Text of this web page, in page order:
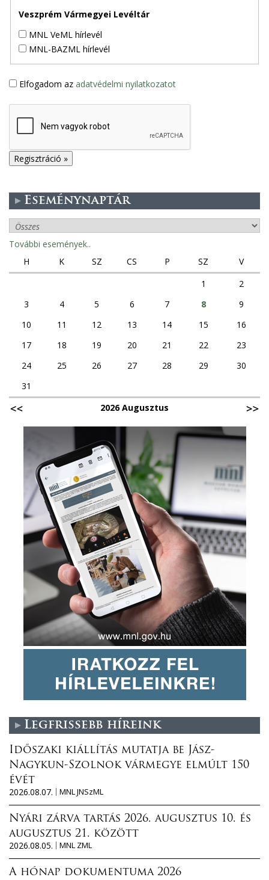
Veszprém Vármegyei Levéltár
MNL VeML hírlevél
MNL-BAZML hírlevél
Elfogadom az adatvédelmi nyilatkozatot
Eseménynaptár
További események..
H
K SZ CS P SZ
V
1
2
3
4 5 6 7 8
9
10
11 12 13 14 15
16
17
18 19 20 21 22
23
24
25 26 27 28 29
30
31
2026 Augusztus
Legfrissebb híreink
Időszaki kiállítás mutatja be Jász-
Nagykun-Szolnok vármegye elmúlt 150
évét
2026.08.07.
MNL JNSzML
Nyári zárva tartás 2026. augusztus 10. és
augusztus 21. között
2026.08.05.
MNL ZML
A hónap dokumentuma 2026